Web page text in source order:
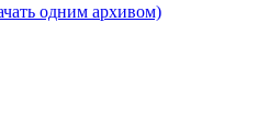
одним архивом)